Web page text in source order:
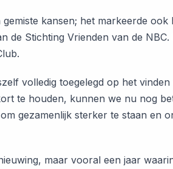
kansen; het markeerde
de Stichting Vrienden van de
volledig toegelegd op het
te houden, kunnen we nu nog
gezamenlijk sterker te staan en
maar vooral een jaar